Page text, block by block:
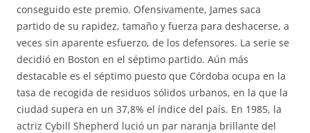
conseguido este premio. Ofensivamente, James saca
partido de su rapidez, tamaño y fuerza para deshacerse, a
veces sin aparente esfuerzo, de los defensores. La serie se
decidió en Boston en el séptimo partido. Aún más
destacable es el séptimo puesto que Córdoba ocupa en la
tasa de recogida de residuos sólidos urbanos, en la que la
ciudad supera en un 37,8% el índice del país. En 1985, la
actriz Cybill Shepherd lució un par naranja brillante del